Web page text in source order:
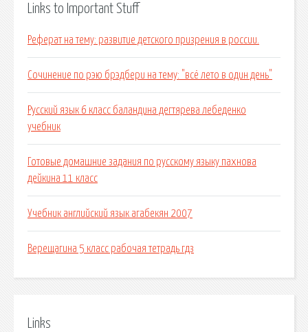
Links to Important Stuff
Реферат на тему: развитие детского призрения в россии.
Сочинение по рэю брэдбери на тему: "всё лето в один день"
Русский язык 6 класс баландина дегтярева лебеденко
учебник
Готовые домашние задания по русскому языку пахнова
дейкина 11 класс
Учебник английский язык агабекян 2007
Верещагина 5 класс рабочая тетрадь гдз
Links